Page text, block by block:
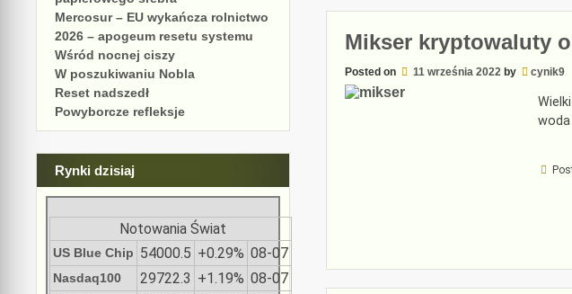
Mikser kryptowaluty
Posted on 11 września 2022by cynik9
Mercosur – EU wykańcza rolnictwo
2026 – apogeum resetu systemu
Wśród nocnej ciszy
W poszukiwaniu Nobla
Reset nadszedł
Powyborcze refleksje
Rynki dzisiaj
Notowania Świat
US Blue Chip 54000.5 +0.29% 08-07
Nasdaq100 29722.3 +1.19% 08-07